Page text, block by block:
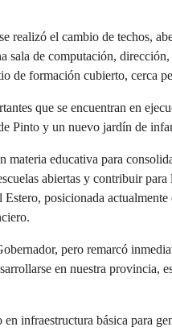
realizó el cambio de techos,
de computación,
de formación cubierto, cerca
que se encuentran en
Pinto y un nuevo jardín de
materia educativa para
abiertas y contribuir
posicionada
pero remarcó
en nuestra provincia,
infraestructura básica para